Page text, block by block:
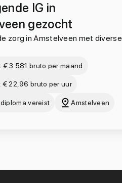
IG in
gezocht
zorg in Amstelveen met diverse
3.581 bruto per maand
€ 22,96 bruto per uur
vereist Amstelveen